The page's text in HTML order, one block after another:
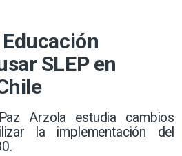
SLEP en
Arzola estudia cambios
la implementación del